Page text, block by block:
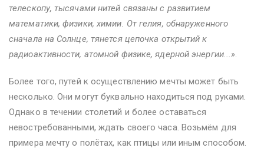
телескопу, тысячами нитей связаны с развитием
математики, физики, химии. От гелия, обнаруженного
сначала на Солнце, тянется цепочка открытий к
радиоактивности, атомной физике, ядерной энергии...».
Более того, путей к осуществлению мечты может быть
несколько. Они могут буквально находиться под руками.
Однако в течении столетий и более оставаться
невостребованными, ждать своего часа. Возьмём для
примера мечту о полётах, как птицы или иным способом.